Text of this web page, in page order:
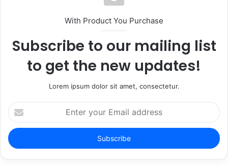
With Product You Purchase
Subscribe to our mailing list
to get the new updates!
Lorem ipsum dolor sit amet, consectetur.
Enter
your
Email
address